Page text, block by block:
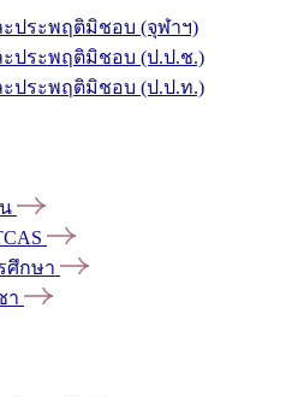
ะประพฤติมิชอบ (จุฬาฯ)
ะประพฤติมิชอบ (ป.ป.ช.)
ะประพฤติมิชอบ (ป.ป.ท.)
ศึกษา
า